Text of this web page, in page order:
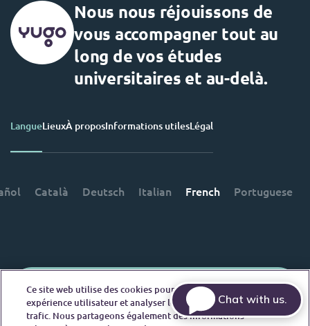
Nous nous réjouissons de
vous accompagner tout au
long de vos études
universitaires et au-delà.
LangueLieuxÀ proposInformations utilesLégal
Català Deutsch Italian French Portuguese
Contactez-nous
Ce site web utilise des cookies pour améliorer votre
expérience utilisateur et analyser les performances et le
trafic. Nous partageons également des informations
Chat with us.